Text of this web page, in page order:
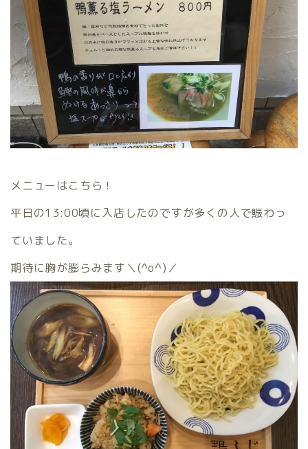
メニューはこちら！
平日の13:00頃に入店したのですが多くの人で賑わっ
ていました。
期待に胸が膨らみます＼(^o^)／